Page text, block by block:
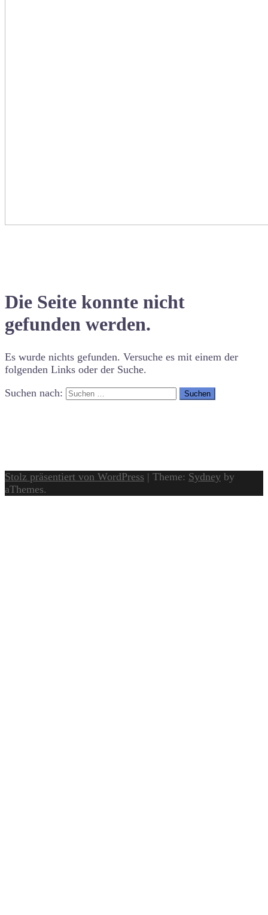
Die Seite konnte nicht
gefunden werden.
Es wurde nichts gefunden. Versuche es mit einem der
folgenden Links oder der Suche.
Suchen nach:
Stolz präsentiert von WordPress | Theme: Sydney by
aThemes.